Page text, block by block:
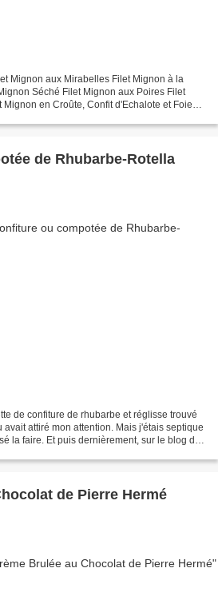
Mignon aux Mirabelles Filet Mignon à la
Séché Filet Mignon aux Poires Filet
en Croûte, Confit d'Echalote et Foie
de Rhubarbe-Rotella
de confiture de rhubarbe et réglisse trouvé
attiré mon attention. Mais j'étais septique
la faire. Et puis dernièrement, sur le blog d'
de Pierre Hermé